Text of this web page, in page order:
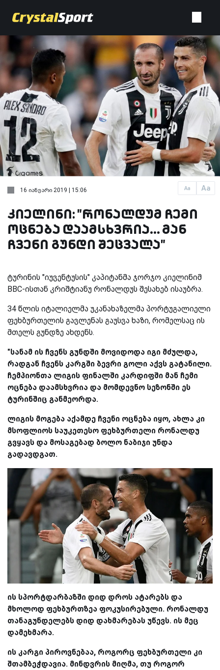
Aa Aa
16 იანვარი 2019 | 15:06
კიელინი: "რონალდუმ ჩემი
ოცნება დაამსხვრია... მან
ჩვენი გუნდი შეცვალა"
ტურინის "იუვენტუსის" კაპიტანმა ჯორჯო კიელინიმ
BBC-ისთან კრიშტიანუ რონალდუს შესახებ ისაუბრა.
34 წლის იტალიელმა უკანახაზელმა პორტუგალიელი
ფეხბურთელის გავლენას გაუსვა ხაზი, რომელსაც ის
მთელს გუნდზე ახდენს.
"სანამ ის ჩვენს გუნდში მოვიდოდა იგი მძულდა,
რადგან ჩვენს კარგში ბევრი გოლი აქვს გატანილი.
ჩემპიონთა ლიგის ფინალში კარდიფში მან ჩემი
ოცნება დაამსხვრია და მომდევნო სეზონში ეს
ტურინშიც განმეორდა.
ლიგის მოგება აქამდე ჩვენი ოცნება იყო, ახლა კი
მსოფლიოს საუკეთესო ფეხბურთელი რონალდუ
გვყავს და მოსაგებად ბოლო ნაბიჯი უნდა
გადავდგათ.
ის სპორტდარბაზში დიდ დროს ატარებს და
მხოლოდ ფეხბურთზეა ფოკუსირებული. რონალდუ
თანაგუნდელებს დიდ დახმარებას უწევს. ის მეც
დამეხმარა.
ის კარგი პიროვნებაა, როგორც ფეხბურთელი კი
შთამბეჭდავია. მინდვრის მიღმა, თუ როგორ